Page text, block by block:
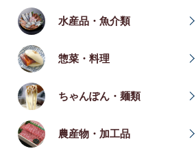
水産品・魚介類
惣菜・料理
ちゃんぽん・麺類
農産物・加工品